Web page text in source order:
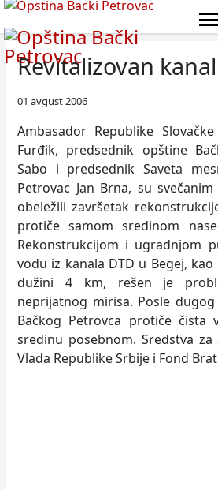
Revitalizovan
01 avgust 2006
Ambasador Republike
Furđik, predsednik opštine
Sabo i predsednik Saveta
Petrovac Jan Brna, su
obeležili završetak
protiče samom sredinom
Rekonstrukcijom i ugradnjom
vodu iz kanala DTD u Begej,
dužini 4 km, rešen je
neprijatnog mirisa. Posle
Bačkog Petrovca protiče čista
sredinu posebnom. Sredstva
Vlada Republike Srbije i Fond